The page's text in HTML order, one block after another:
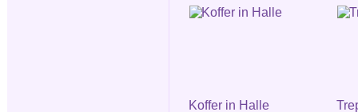
Koffer in Halle